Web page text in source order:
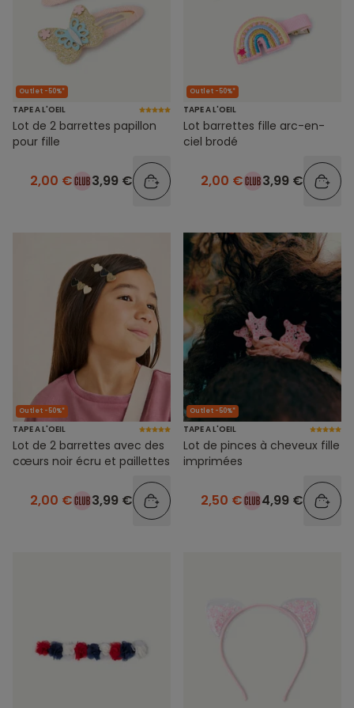
Outlet -50%*
TAPE A L'OEIL
Lot de 2 barrettes papillon
pour fille
2,00 € 3,99 €
Outlet -50%*
TAPE A L'OEIL
Lot barrettes fille arc-en-
ciel brodé
2,00 € 3,99 €
Outlet -50%*
TAPE A L'OEIL
Lot de 2 barrettes avec des
cœurs noir écru et paillettes
2,00 € 3,99 €
Outlet -50%*
TAPE A L'OEIL
Lot de pinces à cheveux fille
imprimées
2,50 € 4,99 €